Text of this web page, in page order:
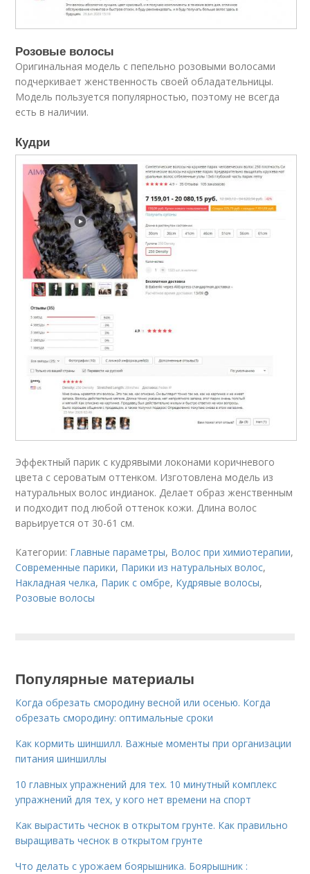
Розовые волосы
Оригинальная модель с пепельно розовыми волосами
подчеркивает женственность своей обладательницы.
Модель пользуется популярностью, поэтому не всегда
есть в наличии.
Кудри
Эффектный парик с кудрявыми локонами коричневого
цвета с сероватым оттенком. Изготовлена модель из
натуральных волос индианок. Делает образ женственным
и подходит под любой оттенок кожи. Длина волос
варьируется от 30-61 см.
Категории: Главные параметры, Волос при химиотерапии,
Современные парики, Парики из натуральных волос,
Накладная челка, Парик с омбре, Кудрявые волосы,
Розовые волосы
Популярные материалы
Когда обрезать смородину весной или осенью. Когда
обрезать смородину: оптимальные сроки
Как кормить шиншилл. Важные моменты при организации
питания шиншиллы
10 главных упражнений для тех. 10 минутный комплекс
упражнений для тех, у кого нет времени на спорт
Как вырастить чеснок в открытом грунте. Как правильно
выращивать чеснок в открытом грунте
Что делать с урожаем боярышника. Боярышник :